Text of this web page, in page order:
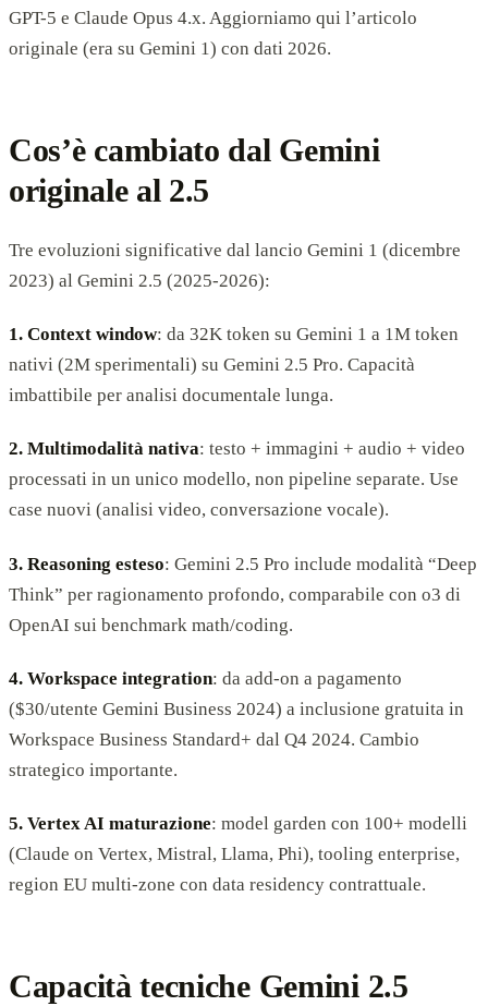
GPT-5 e Claude Opus 4.x. Aggiorniamo qui l’articolo
originale (era su Gemini 1) con dati 2026.
Cos’è cambiato dal Gemini
originale al 2.5
Tre evoluzioni significative dal lancio Gemini 1 (dicembre
2023) al Gemini 2.5 (2025-2026):
1. Context window: da 32K token su Gemini 1 a 1M token
nativi (2M sperimentali) su Gemini 2.5 Pro. Capacità
imbattibile per analisi documentale lunga.
2. Multimodalità nativa: testo + immagini + audio + video
processati in un unico modello, non pipeline separate. Use
case nuovi (analisi video, conversazione vocale).
3. Reasoning esteso: Gemini 2.5 Pro include modalità “Deep
Think” per ragionamento profondo, comparabile con o3 di
OpenAI sui benchmark math/coding.
4. Workspace integration: da add-on a pagamento
($30/utente Gemini Business 2024) a inclusione gratuita in
Workspace Business Standard+ dal Q4 2024. Cambio
strategico importante.
5. Vertex AI maturazione: model garden con 100+ modelli
(Claude on Vertex, Mistral, Llama, Phi), tooling enterprise,
region EU multi-zone con data residency contrattuale.
Capacità tecniche Gemini 2.5